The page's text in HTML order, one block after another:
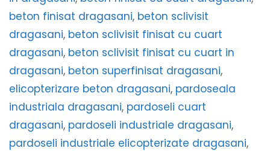
beton finisat dragasani, beton sclivisit
dragasani, beton sclivisit finisat cu cuart
dragasani, beton sclivisit finisat cu cuart in
dragasani, beton superfinisat dragasani,
elicopterizare beton dragasani, pardoseala
industriala dragasani, pardoseli cuart
dragasani, pardoseli industriale dragasani,
pardoseli industriale elicopterizate dragasani,